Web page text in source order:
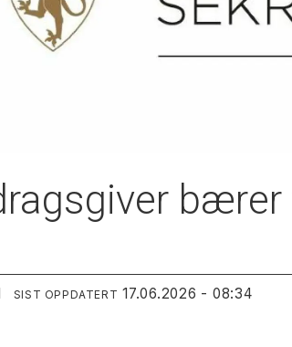
SIST OPPDATERT 17.06.2026 - 08:34